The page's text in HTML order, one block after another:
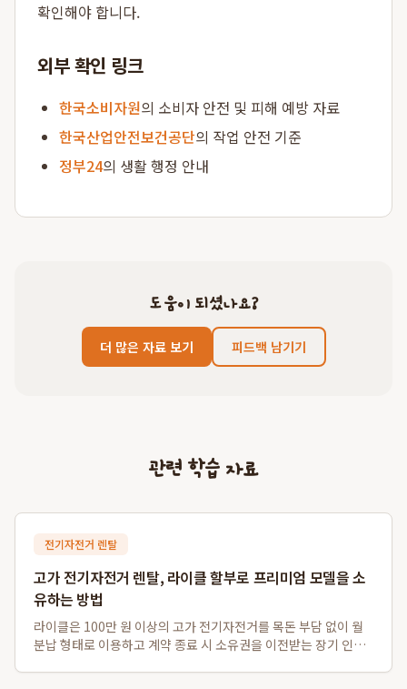
확인해야 합니다.
외부 확인 링크
한국소비자원의 소비자 안전 및 피해 예방 자료
한국산업안전보건공단의 작업 안전 기준
정부24의 생활 행정 안내
도움이 되셨나요?
더 많은 자료 보기 피드백 남기기
관련 학습 자료
전기자전거 렌탈
고가 전기자전거 렌탈, 라이클 할부로 프리미엄 모델을 소
유하는 방법
라이클은 100만 원 이상의 고가 전기자전거를 목돈 부담 없이 월
분납 형태로 이용하고 계약 종료 시 소유권을 이전받는 장기 인수